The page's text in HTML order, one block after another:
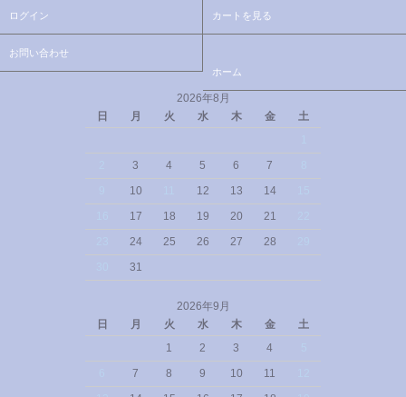
ログイン カートを見る
お問い合わせ
ホーム
2026年8月
日
月 火 水 木 金
土
3 4 5 6 7
10 12 13 14
17 18 19 20 21
24 25 26 27 28
31
2026年9月
日
月 火 水 木 金
土
1
2 3 4
7 8 9 10 11